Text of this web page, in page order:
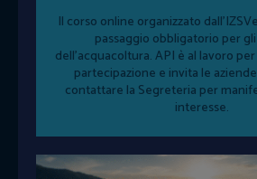
Il corso online organizzato
passaggio obbligatorio per
dell'acquacoltura. API è al lavoro
partecipazione e invita le
contattare la Segreteria per
interesse.